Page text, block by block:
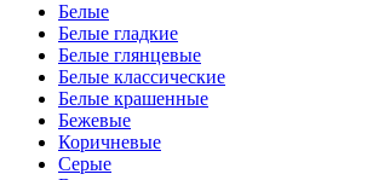
Белые
Белые гладкие
Белые глянцевые
Белые классические
Белые крашенные
Бежевые
Коричневые
Серые